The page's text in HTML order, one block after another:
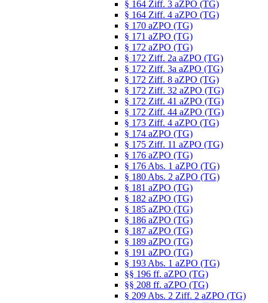
§ 164 Ziff. 3 aZPO (TG)
§ 164 Ziff. 4 aZPO (TG)
§ 170 aZPO (TG)
§ 171 aZPO (TG)
§ 172 aZPO (TG)
§ 172 Ziff. 2a aZPO (TG)
§ 172 Ziff. 3a aZPO (TG)
§ 172 Ziff. 8 aZPO (TG)
§ 172 Ziff. 32 aZPO (TG)
§ 172 Ziff. 41 aZPO (TG)
§ 172 Ziff. 44 aZPO (TG)
§ 173 Ziff. 4 aZPO (TG)
§ 174 aZPO (TG)
§ 175 Ziff. 11 aZPO (TG)
§ 176 aZPO (TG)
§ 176 Abs. 1 aZPO (TG)
§ 180 Abs. 2 aZPO (TG)
§ 181 aZPO (TG)
§ 182 aZPO (TG)
§ 185 aZPO (TG)
§ 186 aZPO (TG)
§ 187 aZPO (TG)
§ 189 aZPO (TG)
§ 191 aZPO (TG)
§ 193 Abs. 1 aZPO (TG)
§§ 196 ff. aZPO (TG)
§§ 208 ff. aZPO (TG)
§ 209 Abs. 2 Ziff. 2 aZPO (TG)